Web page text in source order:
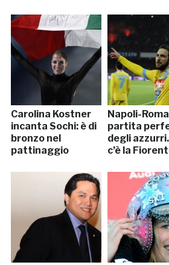
Carolina Kostner
incanta Sochi: è di
bronzo nel
pattinaggio
Napoli-
partita
degli
c’è la